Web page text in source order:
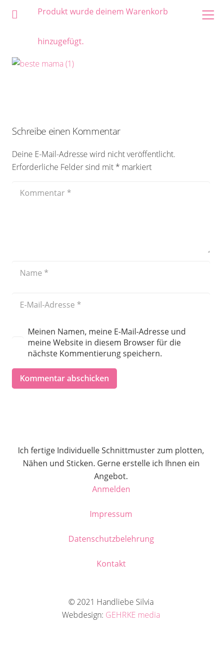
Produktwurde deinem Warenkorb
hinzugefügt.
Schreibe einen Kommentar
Deine E-Mail-Adresse wird nicht veröffentlicht.
Erforderliche Felder sind mit * markiert
Meinen Namen, meine E-Mail-Adresse und
meine Website in diesem Browser für die
nächste Kommentierung speichern.
Kommentar abschicken
Ich fertige Individuelle Schnittmuster zum plotten,
Nähen und Sticken. Gerne erstelle ich Ihnen ein
Angebot.
Anmelden
Impressum
Datenschutzbelehrung
Kontakt
© 2021 Handliebe Silvia
Webdesign: GEHRKE media